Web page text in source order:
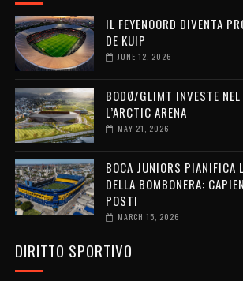
IL FEYENOORD DIVENTA
DE KUIP
JUNE 12, 2026
BODØ/GLIMT INVESTE NEL
L’ARCTIC ARENA
MAY 21, 2026
BOCA JUNIORS PIANIFICA
DELLA BOMBONERA:
POSTI
MARCH 15, 2026
DIRITTO SPORTIVO